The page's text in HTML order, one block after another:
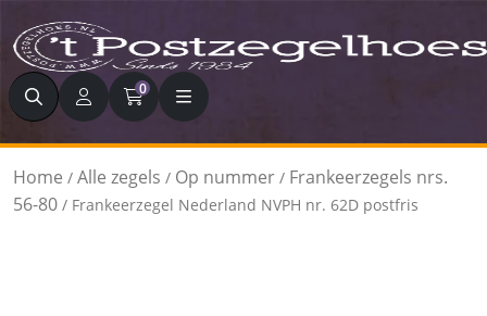
Zoeken 0
Home / Alle zegels / Op nummer / Frankeerzegels nrs.
56-80 / Frankeerzegel Nederland NVPH nr. 62D postfris